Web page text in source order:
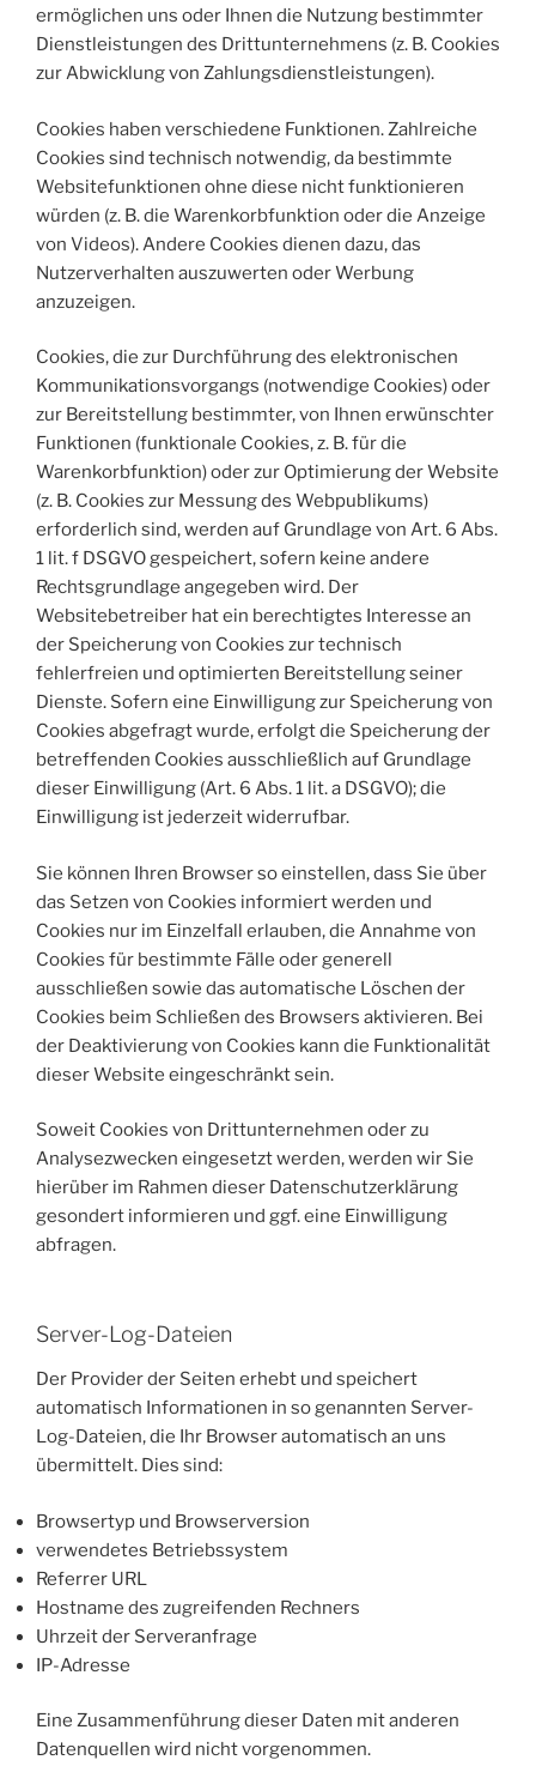
ermöglichen uns oder Ihnen die Nutzung bestimmter
Dienstleistungen des Drittunternehmens (z. B. Cookies
zur Abwicklung von Zahlungsdienstleistungen).
Cookies haben verschiedene Funktionen. Zahlreiche
Cookies sind technisch notwendig, da bestimmte
Websitefunktionen ohne diese nicht funktionieren
würden (z. B. die Warenkorbfunktion oder die Anzeige
von Videos). Andere Cookies dienen dazu, das
Nutzerverhalten auszuwerten oder Werbung
anzuzeigen.
Cookies, die zur Durchführung des elektronischen
Kommunikationsvorgangs (notwendige Cookies) oder
zur Bereitstellung bestimmter, von Ihnen erwünschter
Funktionen (funktionale Cookies, z. B. für die
Warenkorbfunktion) oder zur Optimierung der Website
(z. B. Cookies zur Messung des Webpublikums)
erforderlich sind, werden auf Grundlage von Art. 6 Abs.
1 lit. f DSGVO gespeichert, sofern keine andere
Rechtsgrundlage angegeben wird. Der
Websitebetreiber hat ein berechtigtes Interesse an
der Speicherung von Cookies zur technisch
fehlerfreien und optimierten Bereitstellung seiner
Dienste. Sofern eine Einwilligung zur Speicherung von
Cookies abgefragt wurde, erfolgt die Speicherung der
betreffenden Cookies ausschließlich auf Grundlage
dieser Einwilligung (Art. 6 Abs. 1 lit. a DSGVO); die
Einwilligung ist jederzeit widerrufbar.
Sie können Ihren Browser so einstellen, dass Sie über
das Setzen von Cookies informiert werden und
Cookies nur im Einzelfall erlauben, die Annahme von
Cookies für bestimmte Fälle oder generell
ausschließen sowie das automatische Löschen der
Cookies beim Schließen des Browsers aktivieren. Bei
der Deaktivierung von Cookies kann die Funktionalität
dieser Website eingeschränkt sein.
Soweit Cookies von Drittunternehmen oder zu
Analysezwecken eingesetzt werden, werden wir Sie
hierüber im Rahmen dieser Datenschutzerklärung
gesondert informieren und ggf. eine Einwilligung
abfragen.
Server-Log-Dateien
Der Provider der Seiten erhebt und speichert
automatisch Informationen in so genannten Server-
Log-Dateien, die Ihr Browser automatisch an uns
übermittelt. Dies sind:
Browsertyp und Browserversion
verwendetes Betriebssystem
Referrer URL
Hostname des zugreifenden Rechners
Uhrzeit der Serveranfrage
IP-Adresse
Eine Zusammenführung dieser Daten mit anderen
Datenquellen wird nicht vorgenommen.